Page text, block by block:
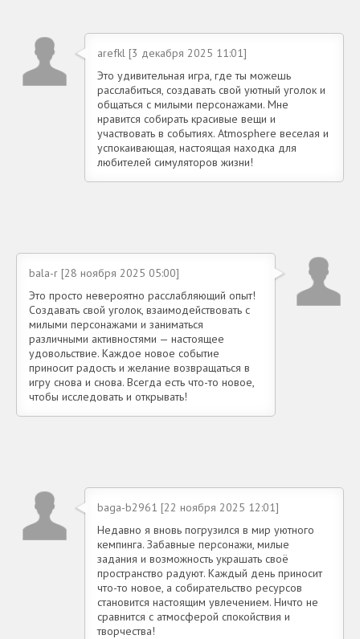
arefkl [3 декабря 2025 11:01]
Это удивительная игра, где ты можешь
расслабиться, создавать свой уютный уголок и
общаться с милыми персонажами. Мне
нравится собирать красивые вещи и
участвовать в событиях. Atmosphere веселая и
успокаивающая, настоящая находка для
любителей симуляторов жизни!
bala-r [28 ноября 2025 05:00]
Это просто невероятно расслабляющий опыт!
Создавать свой уголок, взаимодействовать с
милыми персонажами и заниматься
различными активностями — настоящее
удовольствие. Каждое новое событие
приносит радость и желание возвращаться в
игру снова и снова. Всегда есть что-то новое,
чтобы исследовать и открывать!
baga-b2961 [22 ноября 2025 12:01]
Недавно я вновь погрузился в мир уютного
кемпинга. Забавные персонажи, милые
задания и возможность украшать своё
пространство радуют. Каждый день приносит
что-то новое, а собирательство ресурсов
становится настоящим увлечением. Ничто не
сравнится с атмосферой спокойствия и
творчества!